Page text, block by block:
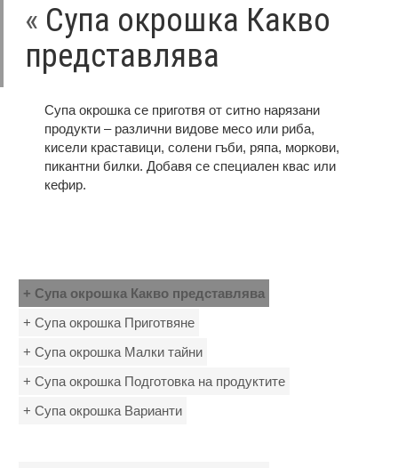
« Супа окрошка Какво
представлява
Супа окрошка се приготвя от ситно нарязани
продукти – различни видове месо или риба,
кисели краставици, солени гъби, ряпа, моркови,
пикантни билки. Добавя се специален квас или
кефир.
+ Супа окрошка Какво представлява
+ Супа окрошка Приготвяне
+ Супа окрошка Малки тайни
+ Супа окрошка Подготовка на продуктите
+ Супа окрошка Варианти